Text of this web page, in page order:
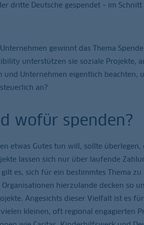
dritte Deutsche gespendet – im
gewinnt das Thema
unterstützen sie soziale Projekte,
und Unternehmen eigentlich beachten,
an?
wofür spenden?
etwas Gutes tun will, sollte
lassen sich nur über laufende
es, sich für ein bestimmtes Thema
hierzulande decken so
Angesichts dieser Vielfalt ist es
kleinen, oft regional engagierten